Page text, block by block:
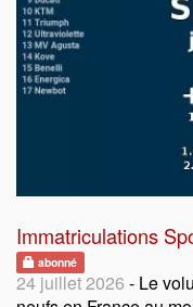
Immatriculations
abonné
24 juillet 2026 - Le